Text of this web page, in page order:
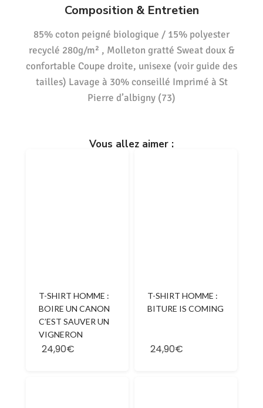
Composition & Entretien
85% coton peigné biologique / 15% polyester
recyclé 280g/m² , Molleton gratté Sweat doux &
confortable Coupe droite, unisexe (voir guide des
tailles) Lavage à 30% conseillé Imprimé à St
Pierre d’albigny (73)
Vous allez aimer :
T-SHIRT HOMME :
BOIRE UN CANON
C’EST SAUVER UN
VIGNERON
24,90€
T-SHIRT HOMME :
BITURE IS COMING
24,90€